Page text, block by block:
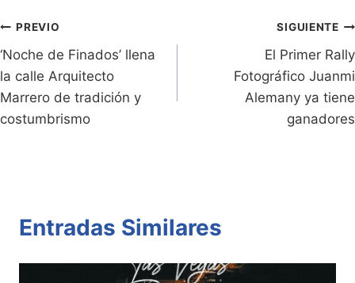
dl
y
k
p
Navegación
de
entradas
PREVIO
‘Noche de Finados’ llena
la calle Arquitecto
Marrero de tradición y
costumbrismo
SIGUIENTE
El Primer Rally
Fotográfico Juanmi
Alemany ya tiene
ganadores
Entradas Similares